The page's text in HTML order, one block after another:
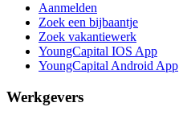
Aanmelden
Zoek een bijbaantje
Zoek vakantiewerk
YoungCapital IOS App
YoungCapital Android App
Werkgevers